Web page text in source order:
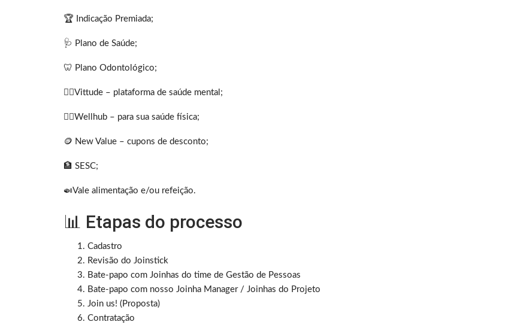
🏆 Indicação Premiada;
🩺 Plano de Saúde;
🦷 Plano Odontológico;
🧘‍♀️Vittude – plataforma de saúde mental;
🏋️‍♂️Wellhub – para sua saúde física;
🪙 New Value – cupons de desconto;
🏦 SESC;
🍛Vale alimentação e/ou refeição.
📊 Etapas do processo
Cadastro
Revisão do Joinstick
Bate-papo com Joinhas do time de Gestão de Pessoas
Bate-papo com nosso Joinha Manager / Joinhas do Projeto
Join us! (Proposta)
Contratação